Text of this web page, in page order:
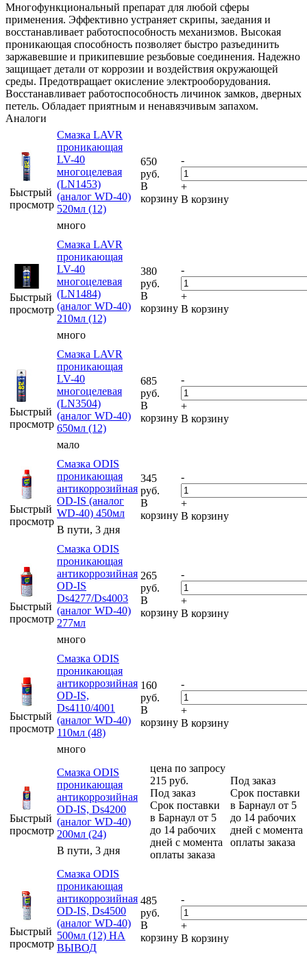
Многофункциональный препарат для любой сферы
применения. Эффективно устраняет скрипы, заедания и
восстанавливает работоспособность механизмов. Высокая
проникающая способность позволяет быстро разъединить
заржавевшие и прикипевшие резьбовые соединения. Надежно
защищает детали от коррозии и воздействия окружающей
среды. Предотвращает окисление электрооборудования.
Восстанавливает работоспособность личинок замков, дверных
петель. Обладает приятным и ненавязчивым запахом.
Аналоги
Быстрый
просмотр
Смазка LAVR
проникающая
LV-40
многоцелевая
(LN1453)
(аналог WD-40)
520мл (12)
много
650
руб.
В
корзину
-
+
В корзину
Быстрый
просмотр
Смазка LAVR
проникающая
LV-40
многоцелевая
(LN1484)
(аналог WD-40)
210мл (12)
много
380
руб.
В
корзину
-
+
В корзину
Быстрый
просмотр
Смазка LAVR
проникающая
LV-40
многоцелевая
(LN3504)
(аналог WD-40)
650мл (12)
мало
685
руб.
В
корзину
-
+
В корзину
Быстрый
просмотр
Смазка ODIS
проникающая
антикоррозийная
OD-IS (аналог
WD-40) 450мл
В пути, 3 дня
345
руб.
В
корзину
-
+
В корзину
Быстрый
просмотр
Смазка ODIS
проникающая
антикоррозийная
OD-IS
Ds4277/Ds4003
(аналог WD-40)
277мл
много
265
руб.
В
корзину
-
+
В корзину
Быстрый
просмотр
Смазка ODIS
проникающая
антикоррозийная
OD-IS,
Ds4110/4001
(аналог WD-40)
110мл (48)
много
160
руб.
В
корзину
-
+
В корзину
Быстрый
просмотр
Смазка ODIS
проникающая
антикоррозийная
OD-IS, Ds4200
(аналог WD-40)
200мл (24)
В пути, 3 дня
цена по запросу
215 руб.
Под заказ
Срок поставки
в Барнаул от 5
до 14 рабочих
дней с момента
оплаты заказа
Под заказ
Срок поставки
в Барнаул от 5
до 14 рабочих
дней с момента
оплаты заказа
Быстрый
просмотр
Смазка ODIS
проникающая
антикоррозийная
OD-IS, Ds4500
(аналог WD-40)
500мл (12) НА
ВЫВОД
485
руб.
В
корзину
-
+
В корзину